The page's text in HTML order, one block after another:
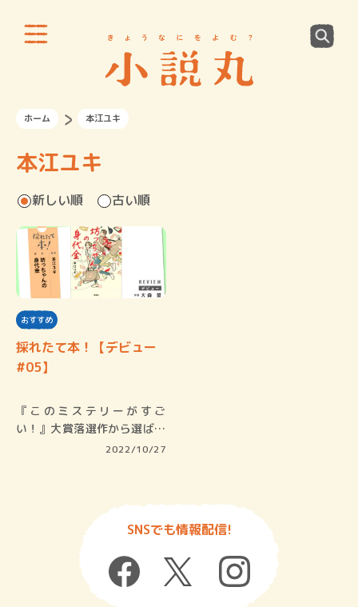
ホーム 本江ユキ
本江ユキ
新しい順 古い順
おすすめ
採れたて本！【デビュー
#05】
『このミステリーがすご
い！』大賞落選作から選ばれ
2022/10/27
SNSでも情報配信!